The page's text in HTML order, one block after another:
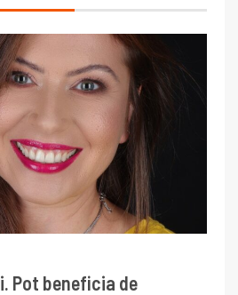
Pot beneficia de